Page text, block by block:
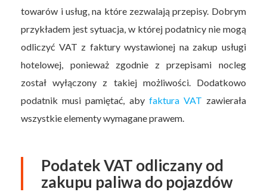
towarów i usług, na które zezwalają przepisy. Dobrym
przykładem jest sytuacja, w której podatnicy nie mogą
odliczyć VAT z faktury wystawionej na zakup usługi
hotelowej, ponieważ zgodnie z przepisami nocleg
został wyłączony z takiej możliwości. Dodatkowo
podatnik musi pamiętać, aby faktura VAT zawierała
wszystkie elementy wymagane prawem.
Podatek VAT odliczany od
zakupu paliwa do pojazdów